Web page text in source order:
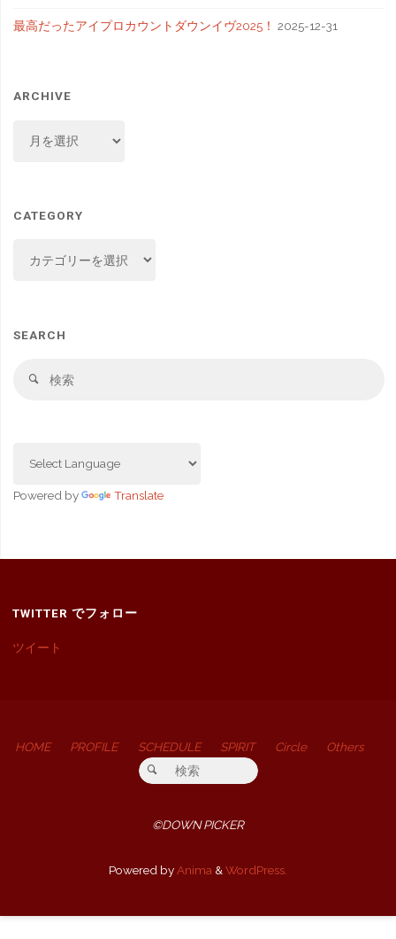
最高だったアイプロカウントダウンイヴ2025！ 2025-12-31
ARCHIVE
CATEGORY
SEARCH
検
Powered by Translate
TWITTER でフォロー
ツイート
HOME PROFILE SCHEDULE SPIRIT Circle
Others
検索対象:
検索
©DOWN PICKER
Powered by Anima & WordPress.